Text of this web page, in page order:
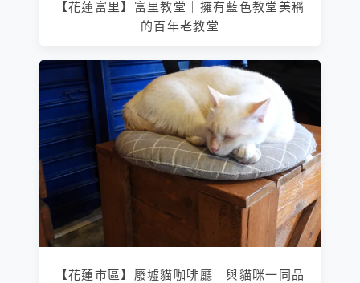
【花蓮富里】富里教堂｜擁有藍色教堂美稱
的百年老教堂
【花蓮市區】廢墟貓咖啡廳｜與貓咪一同品